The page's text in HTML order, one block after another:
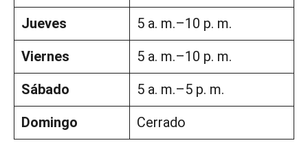
Jueves
5 a. m.–10 p. m.
Viernes
5 a. m.–10 p. m.
Sábado
5 a. m.–5 p. m.
Domingo
Cerrado